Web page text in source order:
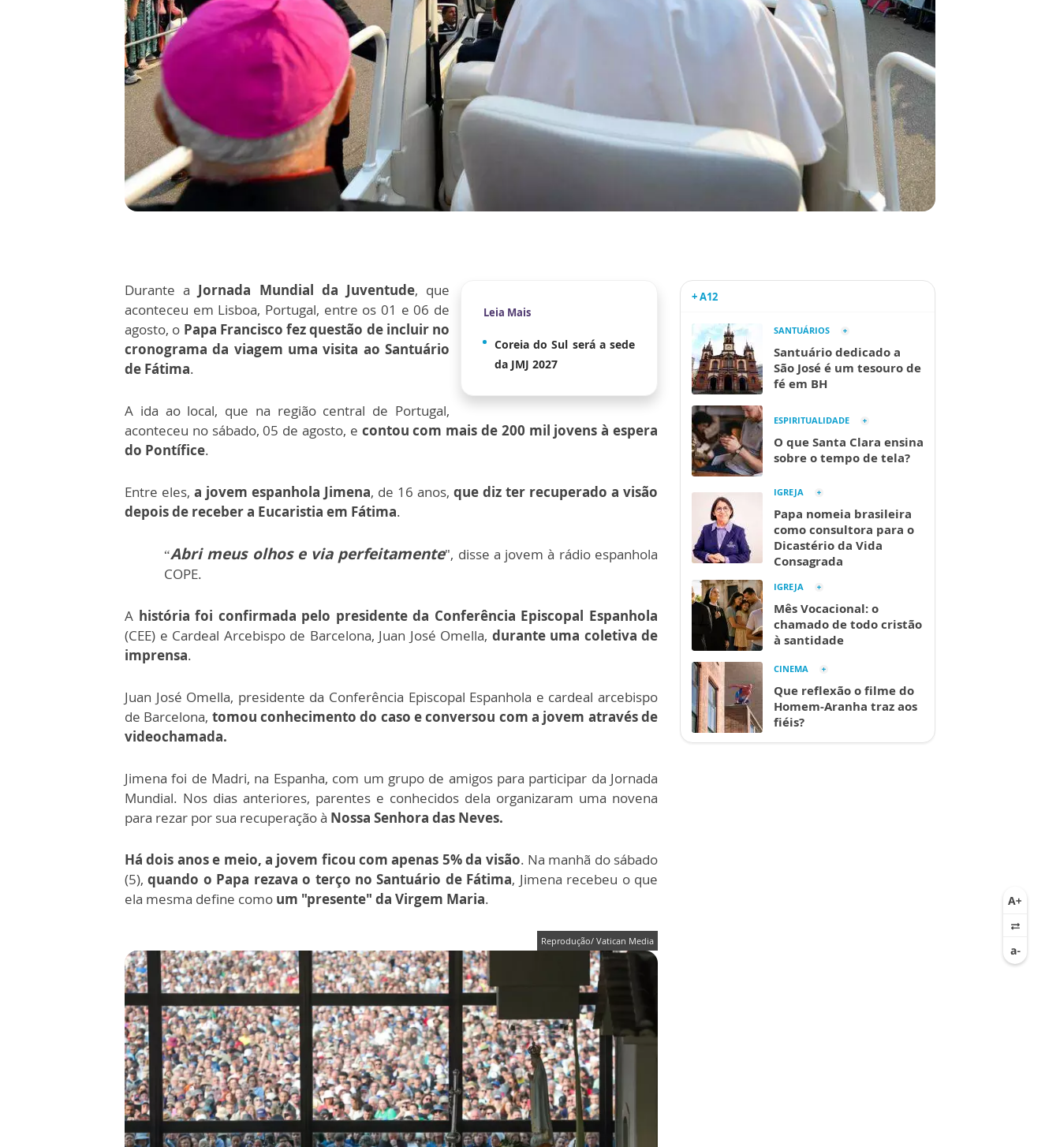
Leia Mais
Coreia do Sul será a sede
da JMJ 2027
Durante a Jornada Mundial da Juventude, que
aconteceu em Lisboa, Portugal, entre os 01 e 06 de
agosto, o Papa Francisco fez questão de incluir no
cronograma da viagem uma visita ao Santuário
de Fátima.
A ida ao local, que na região central de Portugal,
aconteceu no sábado, 05 de agosto, e contou com mais de 200 mil jovens à espera
do Pontífice.
Entre eles, a jovem espanhola Jimena, de 16 anos, que diz ter recuperado a visão
depois de receber a Eucaristia em Fátima.
“Abri meus olhos e via perfeitamente", disse a jovem à rádio espanhola
COPE.
A história foi confirmada pelo presidente da Conferência Episcopal Espanhola
(CEE) e Cardeal Arcebispo de Barcelona, Juan José Omella, durante uma coletiva de
imprensa.
Juan José Omella, presidente da Conferência Episcopal Espanhola e cardeal arcebispo
de Barcelona, tomou conhecimento do caso e conversou com a jovem através de
videochamada.
Jimena foi de Madri, na Espanha, com um grupo de amigos para participar da Jornada
Mundial. Nos dias anteriores, parentes e conhecidos dela organizaram uma novena
para rezar por sua recuperação à Nossa Senhora das Neves.
Há dois anos e meio, a jovem ficou com apenas 5% da visão. Na manhã do sábado
(5),quando o Papa rezava o terço no Santuário de Fátima, Jimena recebeu o que
ela mesma define como um "presente" da Virgem Maria.
Reprodução/ Vatican Media
+ A12
SANTUÁRIOS
Santuário dedicado a
São José é um tesouro de
fé em BH
ESPIRITUALIDADE
O que Santa Clara ensina
sobre o tempo de tela?
IGREJA
Papa nomeia brasileira
como consultora para o
Dicastério da Vida
Consagrada
IGREJA
Mês Vocacional: o
chamado de todo cristão
à santidade
CINEMA
Que reflexão o filme do
Homem-Aranha traz aos
fiéis?